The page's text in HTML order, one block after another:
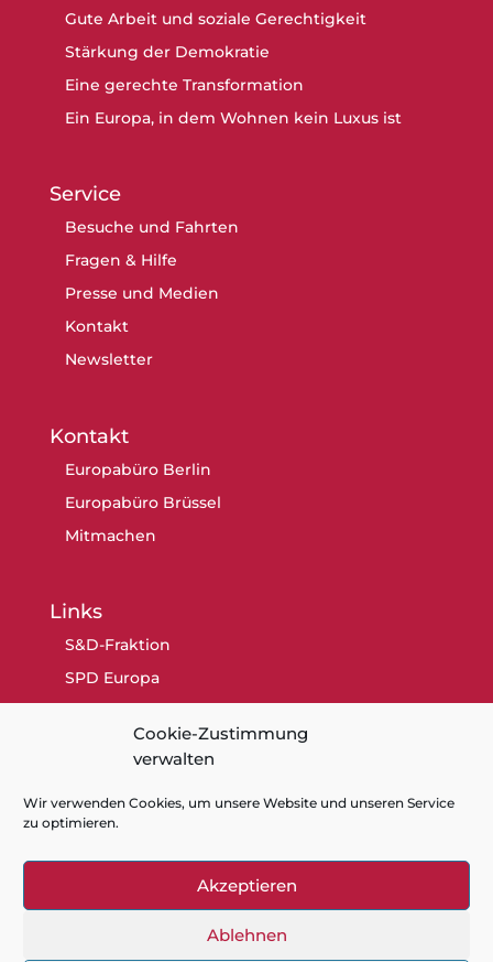
Cookie-Zustimmung
verwalten
Wir verwenden Cookies, um unsere Website und unseren Service
zu optimieren.
Akzeptieren
Ablehnen
Gute Arbeit und soziale Gerechtigkeit
Stärkung der Demokratie
Eine gerechte Transformation
Ein Europa, in dem Wohnen kein Luxus ist
Service
Besuche und Fahrten
Fragen & Hilfe
Presse und Medien
Kontakt
Newsletter
Kontakt
Europabüro Berlin
Europabüro Brüssel
Mitmachen
Links
S&D-Fraktion
SPD Europa
Datenschutz
Cookie-Richtlinie (EU)